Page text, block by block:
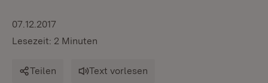
07.12.2017
Lesezeit: 2 Minuten
Teilen Text vorlesen